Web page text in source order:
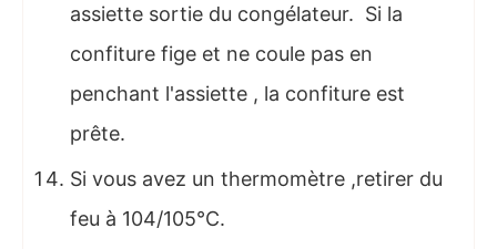
assiette sortie du congélateur. Si la
confiture fige et ne coule pas en
penchant l'assiette , la confiture est
prête.
Si vous avez un thermomètre ,retirer du
feu à 104/105°C.